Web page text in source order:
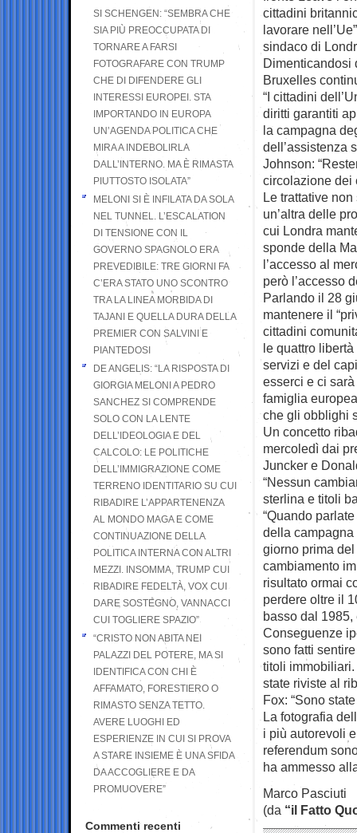
cittadini
lavorare
sindaco di
Dimenticandosi
Bruxelles
“I cittadini
diritti garantiti
la campagna
dell’assistenza
Johnson:
circolazione dei
Le trattative
un’altra delle
cui Londra
sponde della
l’accesso al
però l’accesso
Parlando il 28
mantenere il
cittadini
le quattro
servizi e del
esserci e ci
famiglia
che gli obblighi
Un concetto
mercoledì dai
Juncker e
“Nessun
sterlina e titoli
“Quando
della
giorno prima
cambiamento
risultato ormai
perdere oltre il
basso dal 1985,
Conseguenze
sono fatti
titoli
state riviste al
Fox: “Sono
La fotografia
i più autorevoli
referendum
ha ammesso
Marco Pasciuti
(da “il Fatto
SI SCHENGEN: “SEMBRA CHE
SIA PIÙ PREOCCUPATA DI
TORNARE A FARSI
FOTOGRAFARE CON TRUMP
CHE DI DIFENDERE GLI
INTERESSI EUROPEI. STA
IMPORTANDO IN EUROPA
UN’AGENDA POLITICA CHE
MIRA A INDEBOLIRLA
DALL’INTERNO. MA È RIMASTA
PIUTTOSTO ISOLATA”
MELONI SI È INFILATA DA SOLA
NEL TUNNEL. L’ESCALATION
DI TENSIONE CON IL
GOVERNO SPAGNOLO ERA
PREVEDIBILE: TRE GIORNI FA
C’ERA STATO UNO SCONTRO
TRA LA LINEA MORBIDA DI
TAJANI E QUELLA DURA DELLA
PREMIER CON SALVINI E
PIANTEDOSI
DE ANGELIS: “LA RISPOSTA DI
GIORGIA MELONI A PEDRO
SANCHEZ SI COMPRENDE
SOLO CON LA LENTE
DELL’IDEOLOGIA E DEL
CALCOLO: LE POLITICHE
DELL’IMMIGRAZIONE COME
TERRENO IDENTITARIO SU CUI
RIBADIRE L’APPARTENENZA
AL MONDO MAGA E COME
CONTINUAZIONE DELLA
POLITICA INTERNA CON ALTRI
MEZZI. INSOMMA, TRUMP CUI
RIBADIRE FEDELTÀ, VOX CUI
DARE SOSTEGNO, VANNACCI
CUI TOGLIERE SPAZIO”
“CRISTO NON ABITA NEI
PALAZZI DEL POTERE, MA SI
IDENTIFICA CON CHI È
AFFAMATO, FORESTIERO O
RIMASTO SENZA TETTO.
AVERE LUOGHI ED
ESPERIENZE IN CUI SI PROVA
A STARE INSIEME È UNA SFIDA
DA ACCOGLIERE E DA
PROMUOVERE”
Commenti recenti